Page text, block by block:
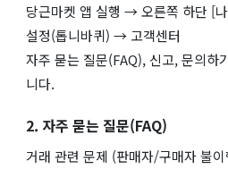
당근마켓 앱 실행 → 오른쪽 하단 [
설정(톱니바퀴) → 고객센터
자주 묻는 질문(FAQ), 신고, 문의하
니다.
2. 자주 묻는 질문(FAQ)
거래 관련 문제 (판매자/구매자 불